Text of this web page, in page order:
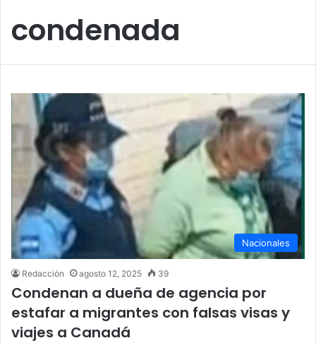
condenada
Nacionales
Redacción agosto 12, 2025 39
Condenan a dueña de agencia por
estafar a migrantes con falsas visas y
viajes a Canadá